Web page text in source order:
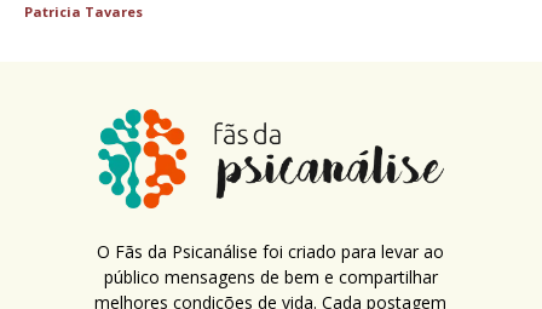
Patricia Tavares
O Fãs da Psicanálise foi criado para levar ao
público mensagens de bem e compartilhar
melhores condições de vida. Cada postagem